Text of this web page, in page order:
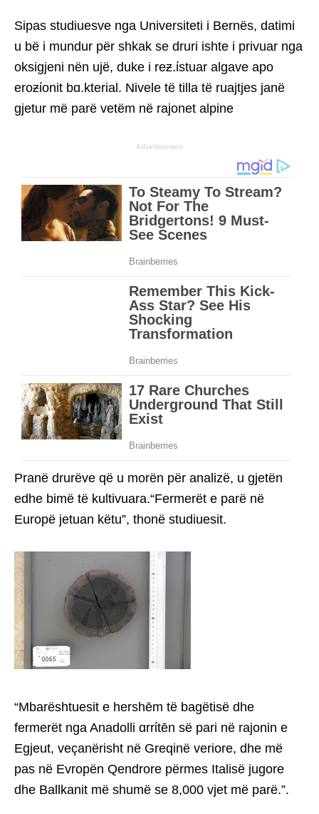
Sipas studiuesve nga Universiteti i Bernës, datimi
u bë i mundur për shkak se druri ishte i privuar nga
oksigjeni nën ujë, duke i reƶ.ίstuar algave apo
eroƶίonit bɑ.kterial. Nivele të tilla të ruajtjes janë
gjetur më parë vetëm në rajonet alpine
Advertisement
Pranë drurëve që u morën për analizë, u gjetën
edhe bimë të kultivuara.“Fermerët e parë në
Europë jetuan këtu”, thonë studiuesit.
“Mbarështuesit e hershēm të bagëtisë dhe
fermerët nga Anadolli ɑrrίtēn së pari në rajonin e
Egjeut, veçanërisht në Greqinë veriore, dhe më
pas në Evropën Qendrore përmes Italisë jugore
dhe Ballkanit më shumë se 8,000 vjet më parë.”.